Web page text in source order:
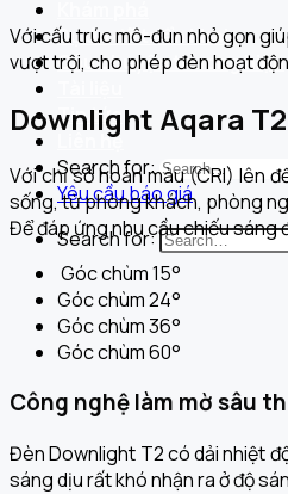
Dự án đã triển khai
Câu chuyện thương hiệu
Tin tức
Liên hệ
Search for:
Yêu cầu báo giá
Search for:
Với cấu trúc mô-đun nhỏ gọn
vượt trội, cho phép đèn hoạt
Downlight Aqara
Với chỉ số hoàn màu (CRI) lên
sống, từ phòng khách, phòng
Để đáp ứng nhu cầu chiếu sáng
Góc chùm 15°
Góc chùm 24°
Góc chùm 36°
Góc chùm 60°
Công nghệ làm mờ sâu
Đèn Downlight T2 có dải nhiệt
sáng dịu rất khó nhận ra ở độ